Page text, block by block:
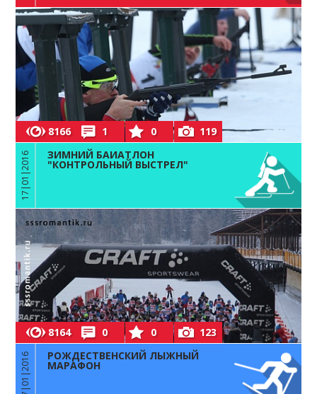
8166 1 0 119
17|01|2016 ЗИМНИЙ БАИАТЛОН
"КОНТРОЛЬНЫЙ ВЫСТРЕЛ"
8164 0 0 123
07|01|2016 РОЖДЕСТВЕНСКИЙ ЛЫЖНЫЙ
МАРАФОН